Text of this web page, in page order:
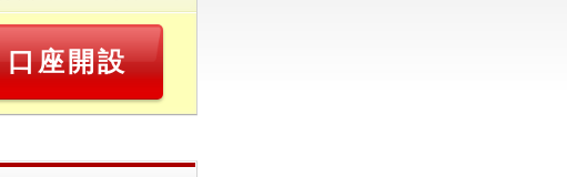
口座開設